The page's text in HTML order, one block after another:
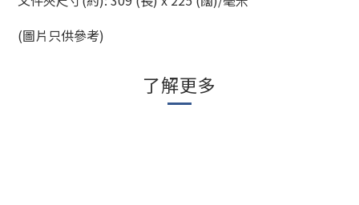
(圖片只供參考)
了解更多